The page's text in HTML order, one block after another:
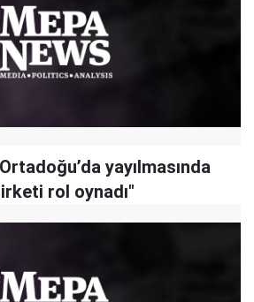
yayılmasında
rol oynadı"